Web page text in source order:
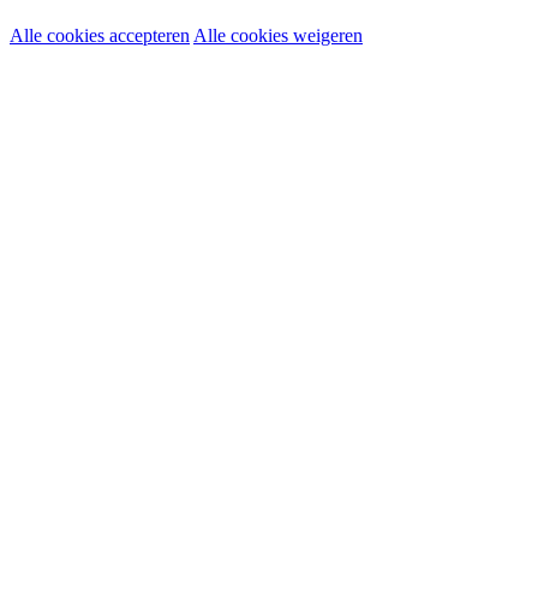
Noodzakelijke cookies:
Alle cookies accepteren Alle cookies weigeren